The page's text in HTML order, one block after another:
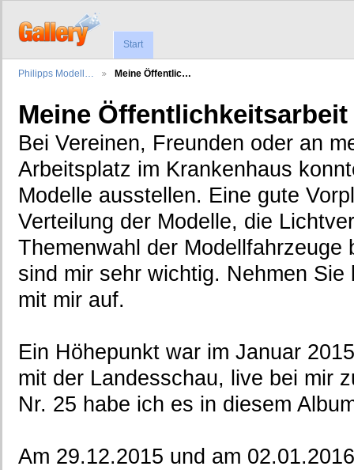
Start
Philipps Modell… Meine Öffentlic…
Meine Öffentlichkeitsarbeit
Bei Vereinen, Freunden oder an
Arbeitsplatz im Krankenhaus
Modelle ausstellen. Eine gute
Verteilung der Modelle, die
Themenwahl der Modellfahrzeuge
sind mir sehr wichtig. Nehmen
mit mir auf.
Ein Höhepunkt war im Januar
mit der Landesschau, live bei mir
Nr. 25 habe ich es in diesem
Am 29.12.2015 und am